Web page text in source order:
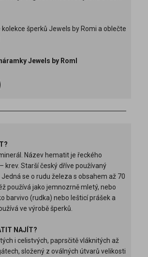
šperků Jewels by Romi a oblečte
Jewels by RomI
Název hematit je řeckého
krev. Starší český dříve používaný
se o rudu železa s obsahem až 70
používá jako jemnozrně mletý, nebo
barvivo (rudka) nebo lešticí prášek a
ve výrobě šperků.
NAJÍT?
i celistvých, paprsčitě vláknitých až
složený z oválných útvarů velikosti